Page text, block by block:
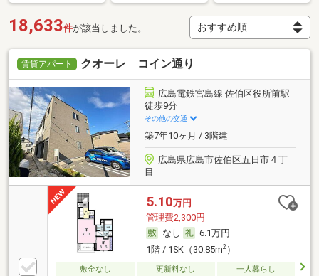
18,633件が該当しました。
賃貸アパート クオーレ コイン通り
広島電鉄宮島線 佐伯区役所前駅
徒歩9分
その他の交通
築7年10ヶ月 / 3階建
広島県広島市佐伯区五日市４丁
目
5.10万円
管理費2,300円
なし
6.1万円
1階 / 1SK（30.85m2）
敷金なし 更新料なし
一人暮らし